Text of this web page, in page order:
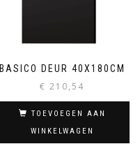
BASICO DEUR 40X180CM
€ 210,54
TOEVOEGEN AAN
WINKELWAGEN